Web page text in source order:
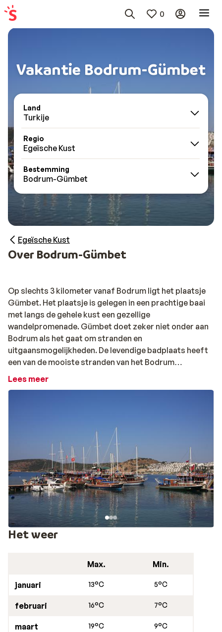
0
Vakantie Bodrum-Gümbet
Land
Turkije
Regio
Egeïsche Kust
Bestemming
Bodrum-Gümbet
Egeïsche Kust
Over Bodrum-Gümbet
Op slechts 3 kilometer vanaf Bodrum ligt het plaatsje
Gümbet. Het plaatsje is gelegen in een prachtige baai
met langs de gehele kust een gezellige
wandelpromenade. Gümbet doet zeker niet onder aan
Bodrum als het gaat om stranden en
uitgaansmogelijkheden. De levendige badplaats heeft
een van de mooiste stranden van het Bodrum
Schiereiland. Doordat het strand langzaam afloopt in
Nederlandse kroeg, dan vind je in Gümbet Café de
Leeuw oer-Hollandse gezelligheid.
Omdat Gümbet gebouwd is op een heuvel aan zee, is er
een groot hoogteverschil tussen het centrum en het
strand. Veel accommodaties zijn ook bergafwaarts of
bergopwaarts gebouwd en zijn door de trappen niet
altijd geschikt voor mensen die slecht ter been zijn.
Meer informatie hierover vindt u bij de accommodaties.
voor de zon, het strand, de gezelligheid, het eten, de
Lees meer
Het weer
Max. Min.
januari 13°C 5°C
februari 16°C 7°C
maart 19°C 9°C